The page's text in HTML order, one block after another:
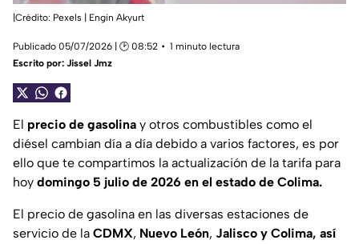
|Crédito: Pexels | Engin Akyurt
Publicado 05/07/2026 | 🕑 08:52
1 minuto lectura
Escrito por: Jissel Jmz
El precio de gasolina y otros combustibles como el
diésel cambian día a día debido a varios factores, es por
ello que te compartimos la actualización de la tarifa para
hoy domingo 5 julio de 2026 en el estado de Colima.
El precio de gasolina en las diversas estaciones de
servicio de la CDMX, Nuevo León, Jalisco y Colima, así